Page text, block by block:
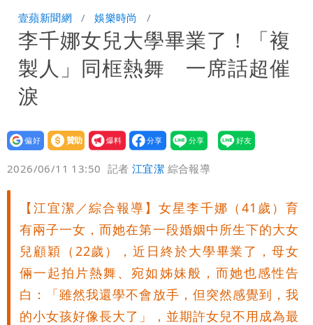
壹蘋新聞網 娛樂時尚
李千娜女兒大學畢業了！「複
製人」同框熱舞 一席話超催
淚
設為
贊助
我要
爆料
2026/06/11 13:50 記者江宜潔 綜合報導
【江宜潔／綜合報導】女星李千娜（41歲）育
有兩子一女，而她在第一段婚姻中所生下的大女
兒顧穎（22歲），近日終於大學畢業了，母女
倆一起拍片熱舞、宛如姊妹般，而她也感性告
白：「雖然我還學不會放手，但突然感覺到，我
的小女孩好像長大了」，並期許女兒不用成為最